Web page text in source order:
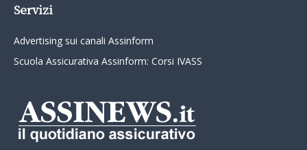
Servizi
Advertising sui canali Assinform
Scuola Assicurativa Assinform: Corsi IVASS